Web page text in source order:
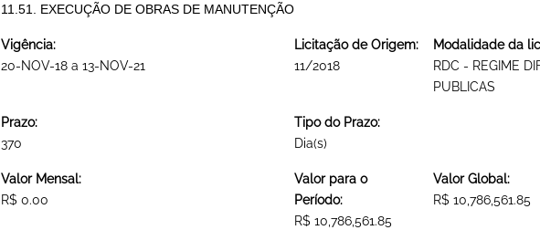
11.51. EXECUÇÃO DE OBRAS DE MANUTENÇÃO
Vigência:
20-NOV-18 a 13-NOV-21
Licitação de Origem:
11/2018
Modalidade da
RDC - REGIME
PUBLICAS
Prazo:
370
Tipo do Prazo:
Dia(s)
Valor Mensal:
R$ 0.00
Valor para o
Período:
R$ 10,786,561.85
Valor Global:
R$ 10,786,561.85